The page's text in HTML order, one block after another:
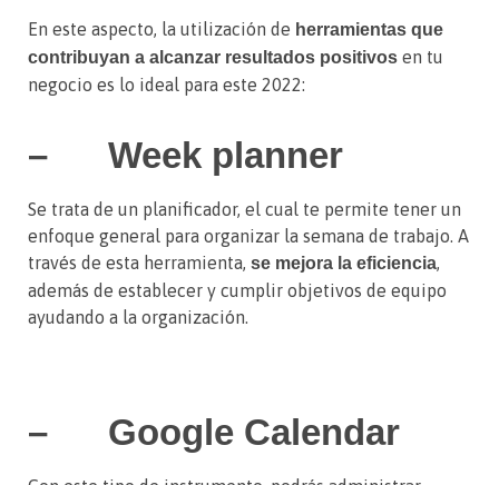
En este aspecto, la utilización de herramientas que
contribuyan a alcanzar resultados positivos en tu
negocio es lo ideal para este 2022:
– Week planner
Se trata de un planificador, el cual te permite tener un
enfoque general para organizar la semana de trabajo. A
través de esta herramienta, se mejora la eficiencia,
además de establecer y cumplir objetivos de equipo
ayudando a la organización.
– Google Calendar